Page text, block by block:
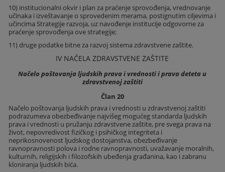
10) institucionalni okvir i plan za praćenje sprovođenja, vrednovanje
učinaka i izveštavanje o sprovedenim merama, postignutim ciljevima i
učincima Strategije razvoja, uz navođenje institucije odgovorne za
praćenje sprovođenja ove strategije;
11) druge podatke bitne za razvoj sistema zdravstvene zaštite.
IV NAČELA ZDRAVSTVENE ZAŠTITE
Načelo poštovanja ljudskih prava i vrednosti i prava deteta u
zdravstvenoj zaštiti
Član 20
Načelo poštovanja ljudskih prava i vrednosti u zdravstvenoj zaštiti
podrazumeva obezbeđivanje najvišeg mogućeg standarda ljudskih
prava i vrednosti u pružanju zdravstvene zaštite, pre svega prava na
život, nepovredivost fizičkog i psihičkog integriteta i
neprikosnovenost ljudskog dostojanstva, obezbeđivanje
ravnopravnosti polova i rodne ravnopravnosti, uvažavanje moralnih,
kulturnih, religijskih i filozofskih ubeđenja građanina, kao i zabranu
kloniranja ljudskih bića.